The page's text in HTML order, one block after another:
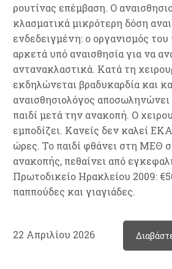
ρουτίνας επέμβαση. Ο
κλασματικά μικρότερη δόση
ενδεδειγμένη: ο οργανισμός του
αρκετά υπό αναισθησία για να
αντανακλαστικά. Κατά τη
εκδηλώνεται βραδυκαρδία και
αναισθησιολόγος
παιδί μετά την ανακοπή. Ο
εμποδίζει. Κανείς δεν καλεί
ώρες. Το παιδί φθάνει στη ΜΕΘ
ανακοπής, πεθαίνει από
Πρωτοδικείο Ηρακλείου 2009:
παππούδες και γιαγιάδες.
22 Απριλίου 2026